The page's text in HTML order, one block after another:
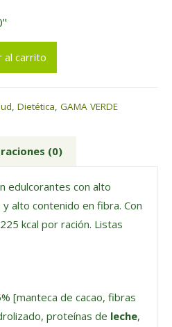
al carrito
, Dietética, GAMA VERDE
(0)
edulcorantes con alto
alto contenido en fibra. Con
kcal por ración. Listas
[manteca de cacao, fibras
proteínas de leche,